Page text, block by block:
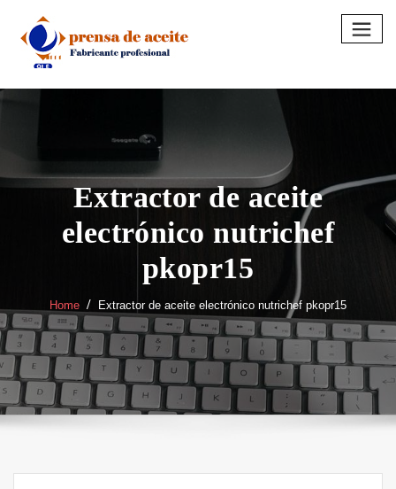
content
Extractor de aceite
electrónico nutrichef
pkopr15
Home Extractor de aceite electrónico nutrichef pkopr15